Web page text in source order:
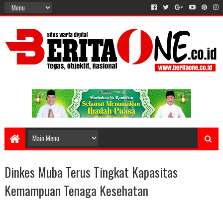
Dinkes Muba Terus Tingkat Kapasitas
Kemampuan Tenaga Kesehatan